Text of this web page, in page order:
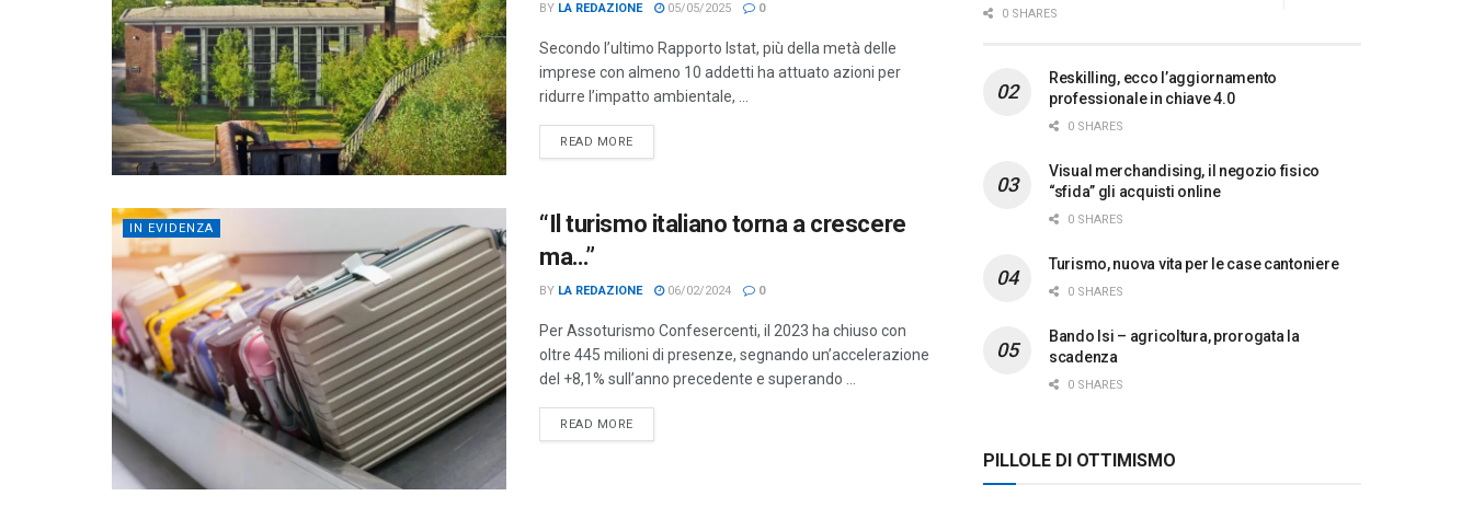
BY LA REDAZIONE 05/05/2025 0
Secondo l’ultimo Rapporto Istat, più della metà delle
imprese con almeno 10 addetti ha attuato azioni per
ridurre l’impatto ambientale, ...
READ MOREDETAILS
IN EVIDENZA
“Il turismo italiano torna a crescere
ma…”
BY LA REDAZIONE 06/02/2024 0
Per Assoturismo Confesercenti, il 2023 ha chiuso con
oltre 445 milioni di presenze, segnando un’accelerazione
del +8,1% sull’anno precedente e superando ...
READ MOREDETAILS
0 SHARES
Reskilling, ecco l’aggiornamento
professionale in chiave 4.0
0 SHARES
Visual merchandising, il negozio fisico
“sfida” gli acquisti online
0 SHARES
Turismo, nuova vita per le case cantoniere
0 SHARES
Bando Isi – agricoltura, prorogata la
scadenza
0 SHARES
PILLOLE DI OTTIMISMO